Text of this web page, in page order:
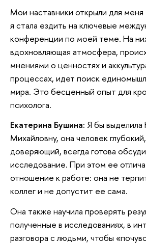
Мои наставники открыли для
я стала ездить на ключевые
конференции по моей теме. На
вдохновляющая атмосфера,
мнениями о ценностях и
процессах, идет поиск
мира. Это бесценный опыт для
психолога.
Екатерина Бушина: Я бы
Михайловну, она человек
доверяющий, всегда готова
исследование. При этом ее
отношение к работе: она не
коллег и не допустит ее сама.
Она также научила проверять
полученные в исследованиях, в
разговора с людьми, чтобы